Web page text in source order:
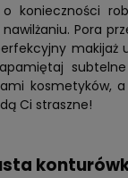
konieczności
Pora
makijaż
kosmetyków,
Ci straszne!